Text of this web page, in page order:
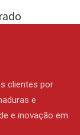
clientes por
e
e inovação em